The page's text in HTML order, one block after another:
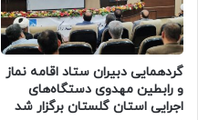
گردهمایی دبیران ستاد اقامه نماز
و رابطین مهدوی دستگاه‌های
اجرایی استان گلستان برگزار شد